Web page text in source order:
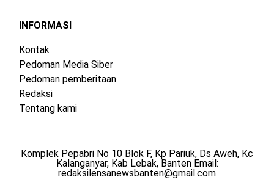
INFORMASI
Kontak
Pedoman Media Siber
Pedoman pemberitaan
Redaksi
Tentang kami
Komplek Pepabri No 10 Blok F, Kp Pariuk, Ds Aweh, Kc
Kalanganyar, Kab Lebak, Banten Email:
redaksilensanewsbanten@gmail.com